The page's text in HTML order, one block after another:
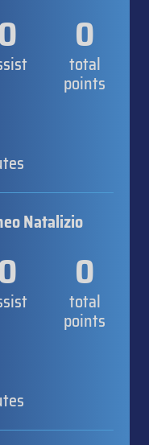
0 0
total
points
Natalizio
0 0
total
points